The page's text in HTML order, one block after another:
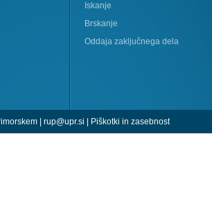
Iskanje
Brskanje
Oddaja zaključnega dela
| rup@upr.si | Piškotki in zasebnost